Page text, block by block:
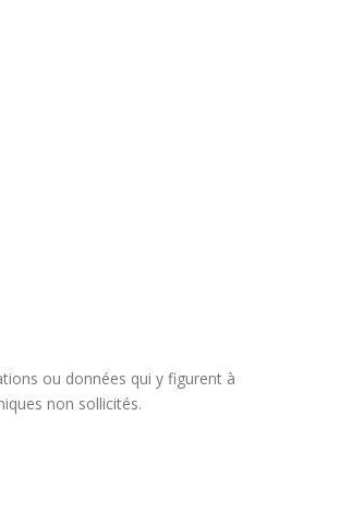
ou données qui y figurent à
non sollicités.